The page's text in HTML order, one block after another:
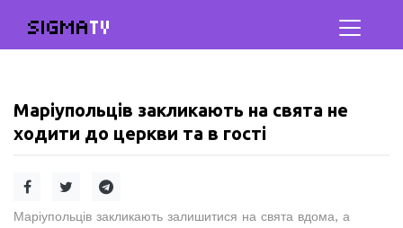
SIGMATV
Маріупольців закликають на свята не
ходити до церкви та в гості
Маріупольців закликають залишитися на свята вдома, а